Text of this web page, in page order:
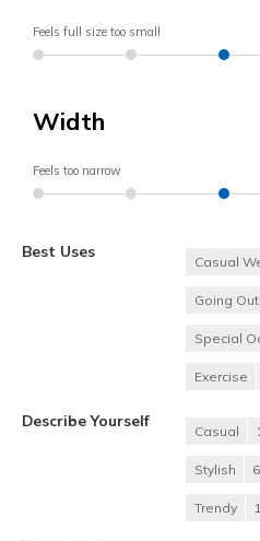
Feels full size too small
Width
Feels too narrow
Best Uses
Casual
Going Out
Special
Exercise
Describe Yourself
Casual
Stylish 6
Trendy 1